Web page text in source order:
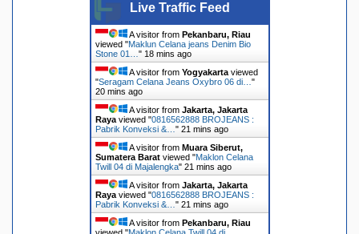
Live Traffic Feed
A visitor from Pekanbaru, Riau
viewed "Maklun Celana jeans Denim Bio
Stone 01… " 18 mins ago
A visitor from Yogyakartaviewed
"Seragam Celana Jeans Oxybro 06 di… "
20 mins ago
A visitor from Jakarta, Jakarta
Rayaviewed "0816562888 BROJEANS :
Pabrik Konveksi &… " 21 mins ago
A visitor from Muara Siberut,
Sumatera Baratviewed "Maklon Celana
Twill 04 di Majalengka" 21 mins ago
A visitor from Jakarta, Jakarta
Rayaviewed "0816562888 BROJEANS :
Pabrik Konveksi &… " 21 mins ago
A visitor from Pekanbaru, Riau